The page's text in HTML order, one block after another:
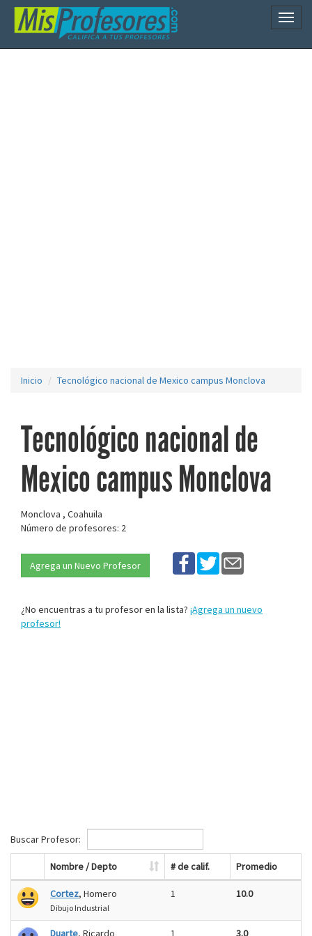
Inicio Tecnológico nacional de Mexico campus Monclova
Tecnológico nacional de
Mexico campus Monclova
Monclova , Coahuila
Número de profesores: 2
Agrega un Nuevo Profesor
¿No encuentras a tu profesor en la lista? ¡Agrega un nuevo
profesor!
Buscar Profesor:
Nombre / Depto # de calif. Promedio
Cortez, Homero
Dibujo Industrial
1 10.0
Duarte, Ricardo 1 3.0